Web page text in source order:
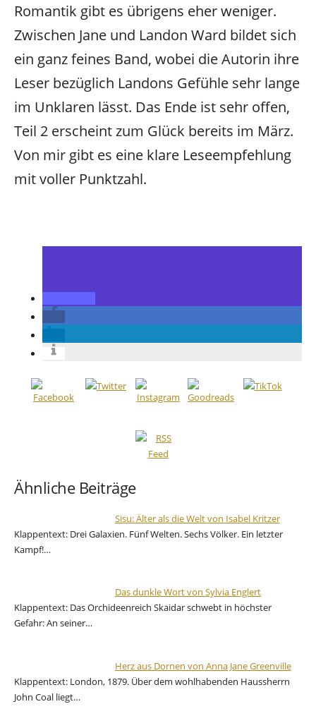
Romantik gibt es übrigens eher weniger.
Zwischen Jane und Landon Ward bildet sich
ein ganz feines Band, wobei die Autorin ihre
Leser bezüglich Landons Gefühle sehr lange
im Unklaren lässt. Das Ende ist sehr offen,
Teil 2 erscheint zum Glück bereits im März.
Von mir gibt es eine klare Leseempfehlung
mit voller Punktzahl.
Ähnliche Beiträge
Sisu: Älter als die Welt von Isabel Kritzer
Klappentext: Drei Galaxien. Fünf Welten. Sechs Völker. Ein letzter
Kampf!…
Das dunkle Wort von Sylvia Englert
Klappentext: Das Orchideenreich Skaidar schwebt in höchster
Gefahr: An seiner…
Herz aus Dornen von Anna Jane Greenville
Klappentext: London, 1879. Über dem wohlhabenden Haussherrn
John Coal liegt…